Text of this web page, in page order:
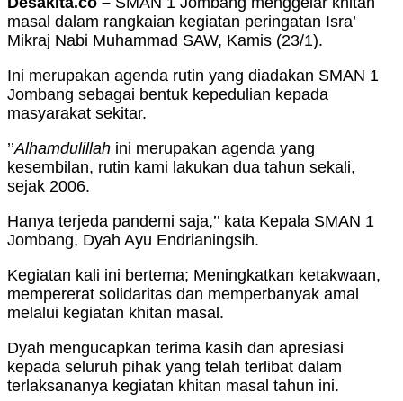
masal dalam rangkaian kegiatan peringatan Isra’
Mikraj Nabi Muhammad SAW, Kamis (23/1).
Ini merupakan agenda rutin yang diadakan SMAN 1
Jombang sebagai bentuk kepedulian kepada
masyarakat sekitar.
’’Alhamdulillah ini merupakan agenda yang
kesembilan, rutin kami lakukan dua tahun sekali,
sejak 2006.
Hanya terjeda pandemi saja,’’ kata Kepala SMAN 1
Jombang, Dyah Ayu Endrianingsih.
Kegiatan kali ini bertema; Meningkatkan ketakwaan,
mempererat solidaritas dan memperbanyak amal
melalui kegiatan khitan masal.
Dyah mengucapkan terima kasih dan apresiasi
kepada seluruh pihak yang telah terlibat dalam
terlaksananya kegiatan khitan masal tahun ini.